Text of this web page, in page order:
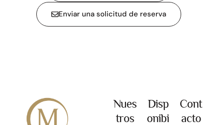
Enviar una solicitud de reserva
Nues
tros
Disp
onibi
Cont
acto